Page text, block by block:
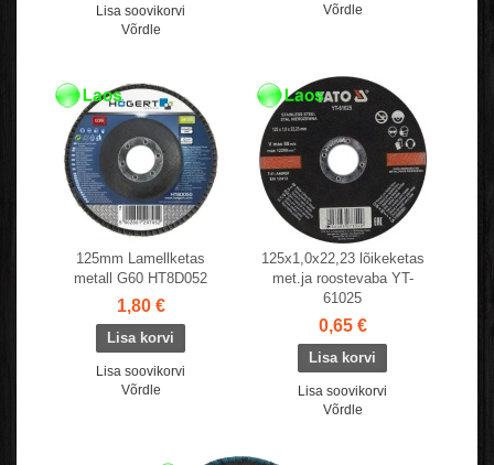
Lisa soovikorvi
Võrdle
Võrdle
125mm Lamellketas
metall G60 HT8D052
1,80 €
Lisa soovikorvi
Võrdle
125x1,0x22,23 lõikeketas
met.ja roostevaba YT-
61025
0,65 €
Lisa soovikorvi
Võrdle